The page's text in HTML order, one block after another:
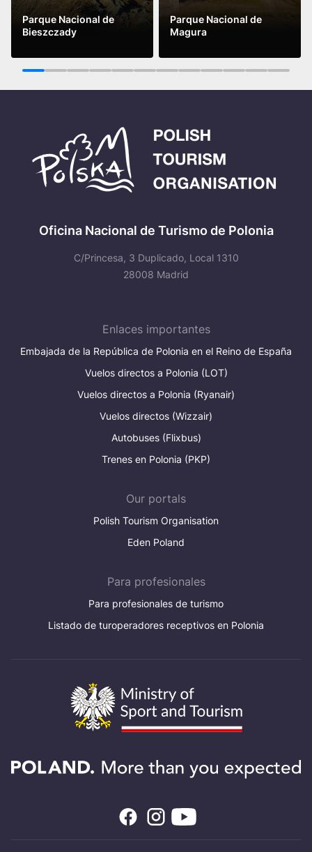
Parque Nacional de
Bieszczady
Leer más
Parque Nacional de
Magura
Leer más
1 2 3 4 5 6 7 8 9 10 11 12
Oficina Nacional de Turismo de Polonia
C/Princesa, 3 Duplicado, Local 1310
28008 Madrid
Enlaces importantes
Embajada de la República de Polonia en el Reino de España
Vuelos directos a Polonia (LOT)
Vuelos directos a Polonia (Ryanair)
Vuelos directos (Wizzair)
Autobuses (Flixbus)
Trenes en Polonia (PKP)
Our portals
Polish Tourism Organisation
Eden Poland
Para profesionales
Para profesionales de turismo
Listado de turoperadores receptivos en Polonia